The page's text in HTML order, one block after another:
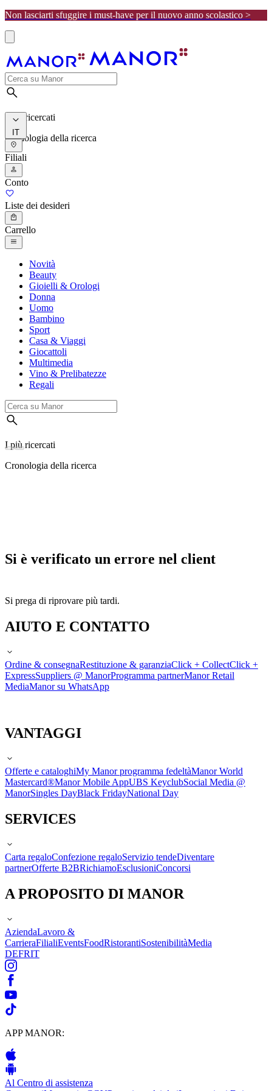
Non lasciarti sfuggire i must-have per il nuovo anno scolastico >
I più ricercati
Cronologia della ricerca
IT
Filiali
Conto
Liste dei desideri
Carrello
Novità
Beauty
Gioielli & Orologi
Donna
Uomo
Bambino
Sport
Casa & Viaggi
Giocattoli
Multimedia
Vino & Prelibatezze
Regali
I più ricercati
Cronologia della ricerca
Si è verificato un errore nel client
Si prega di riprovare più tardi.
AIUTO E CONTATTO
Ordine & consegnaRestituzione & garanziaClick + CollectClick +
ExpressSuppliers @ ManorProgramma partnerManor Retail
MediaManor su WhatsApp
VANTAGGI
Offerte e cataloghiMy Manor programma fedeltàManor World
Mastercard®Manor Mobile AppUBS KeyclubSocial Media @
ManorSingles DayBlack FridayNational Day
SERVICES
Carta regaloConfezione regaloServizio tendeDiventare
partnerOfferte B2BRichiamoEsclusioniConcorsi
A PROPOSITO DI MANOR
AziendaLavoro &
CarrieraFilialiEventsFoodRistorantiSostenibilitàMedia
DEFRIT
APP MANOR:
Al Centro di assistenza